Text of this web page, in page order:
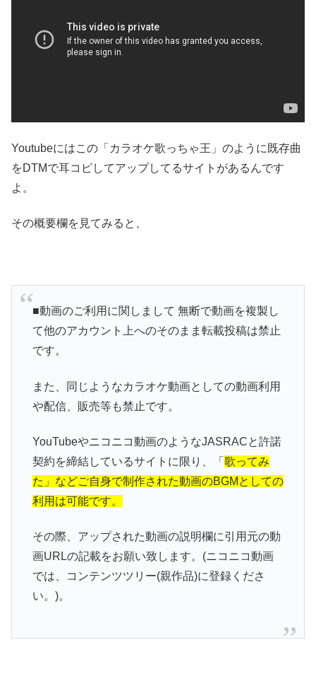
Youtubeにはこの「カラオケ歌っちゃ王」のように既存曲
をDTMで耳コピしてアップしてるサイトがあるんです
よ。
その概要欄を見てみると、
■動画のご利用に関しまして 無断で動画を複製し
て他のアカウント上へのそのまま転載投稿は禁止
です。
また、同じようなカラオケ動画としての動画利用
や配信、販売等も禁止です。
YouTubeやニコニコ動画のようなJASRACと許諾
契約を締結しているサイトに限り、「 歌ってみ
た」などご自身で制作された動画のBGMとしての
利用は可能です。
その際、アップされた動画の説明欄に引用元の動
画URLの記載をお願い致します。(ニコニコ動画
では、コンテンツツリー(親作品)に登録くださ
い。)。